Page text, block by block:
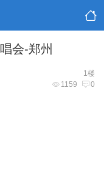
会-郑州
1楼
1159 0